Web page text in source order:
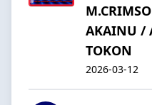
AKAINU /
TOKON
2026-03-12